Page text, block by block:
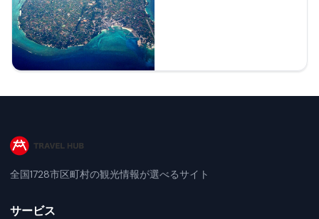
全国1728市区町村の観光情報が選べるサイト
サービス